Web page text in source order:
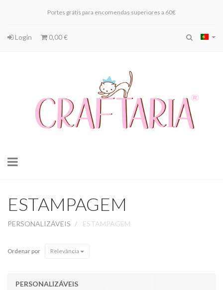
Portes grátis para encomendas superiores a 60€
Login 0,00 €
Toggle
ESTAMPAGEM
PERSONALIZÁVEIS ESTAMPAGEM
Ordenar por Relevância
PERSONALIZÁVEIS